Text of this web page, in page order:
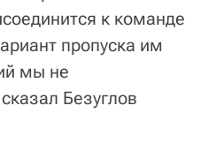
к команде
пропуска им
мы не
Безуглов